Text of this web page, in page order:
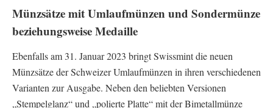
Münzsätze mit Umlaufmünzen und Sondermünze
beziehungsweise Medaille
Ebenfalls am 31. Januar 2023 bringt Swissmint die neuen
Münzsätze der Schweizer Umlaufmünzen in ihren verschiedenen
Varianten zur Ausgabe. Neben den beliebten Versionen
„Stempelglanz“ und „polierte Platte“ mit der Bimetallmünze